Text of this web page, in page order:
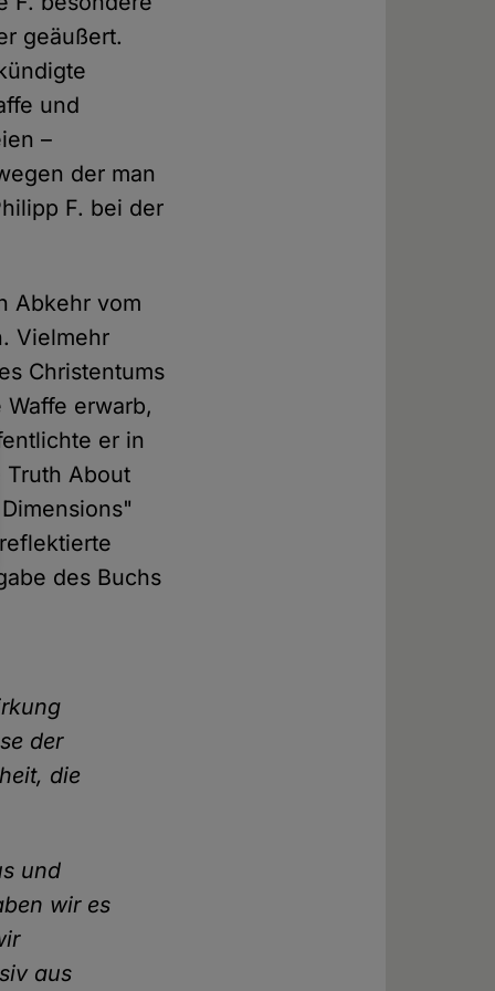
geäußert.
und
–
der man
F. bei der
Abkehr vom
Vielmehr
Christentums
erwarb,
er in
Truth About
des Buchs
der
die
und
wir es
aus